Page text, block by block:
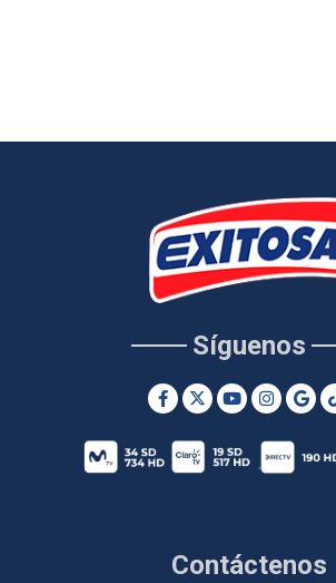
Contáctenos
Síguenos